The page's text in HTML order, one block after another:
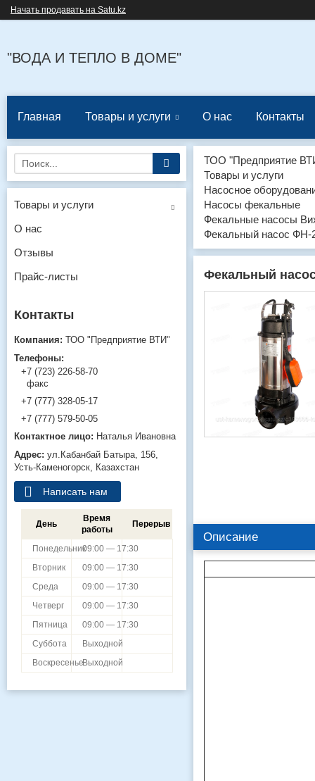
Начать продавать на Satu.kz
"ВОДА И ТЕПЛО В ДОМЕ"
Главная Товары и услуги О нас Контакты
ТОО "Предприятие
Товары и услуги
Насосное
Насосы фекальные
Фекальные насосы
Фекальный насос ФН-
Фекальный
Описание
Товары и услуги
О нас
Отзывы
Прайс-листы
ТОО "Предприятие ВТИ"
+7 (723) 226-58-70
факс
+7 (777) 328-05-17
+7 (777) 579-50-05
Наталья Ивановна
ул.Кабанбай Батыра, 156,
Усть-Каменогорск, Казахстан
Написать нам
День
Время
работы
Перерыв
Понедельник09:00 — 17:30
Вторник
09:00 — 17:30
Среда
09:00 — 17:30
Четверг
09:00 — 17:30
Пятница
09:00 — 17:30
Суббота
Выходной
ВоскресеньеВыходной